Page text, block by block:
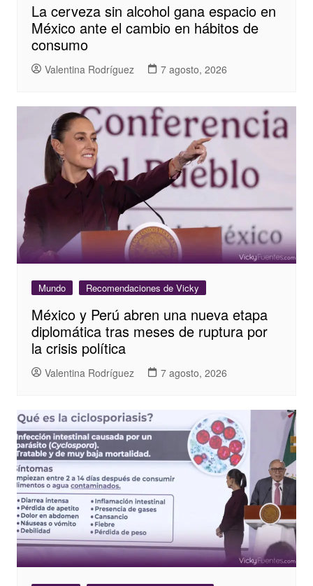
La cerveza sin alcohol gana espacio en
México ante el cambio en hábitos de
consumo
Valentina Rodríguez 7 agosto, 2026
Mundo Recomendaciones de Vicky
México y Perú abren una nueva etapa
diplomática tras meses de ruptura por
la crisis política
Valentina Rodríguez 7 agosto, 2026